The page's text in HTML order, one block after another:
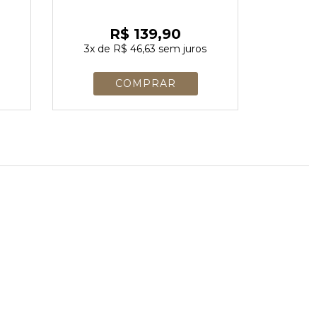
R$ 139,90
3x de R$ 46,63 sem juros